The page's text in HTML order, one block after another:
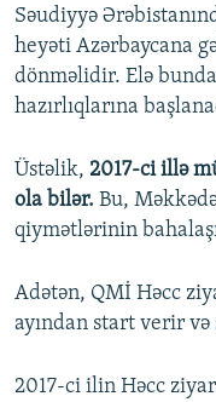
Səudiyyə
heyəti Azərbaycana
dönməlidir. Elə
hazırlıqlarına
Üstəlik, 2017-ci illə
ola bilər. Bu,
qiymətlərinin
Adətən, QMİ Həcc
ayından start verir və
2017-ci ilin Həcc